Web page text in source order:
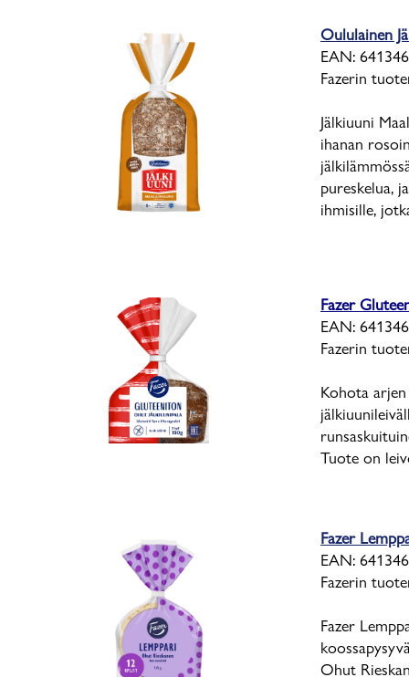
Oululainen
EAN:
Fazerin
Jälkiuuni
ihanan
pureskelua,
ihmisille,
Fazer
EAN:
Fazerin
Kohota
Tuote on
Fazer
EAN:
Fazerin
Fazer
Ohut